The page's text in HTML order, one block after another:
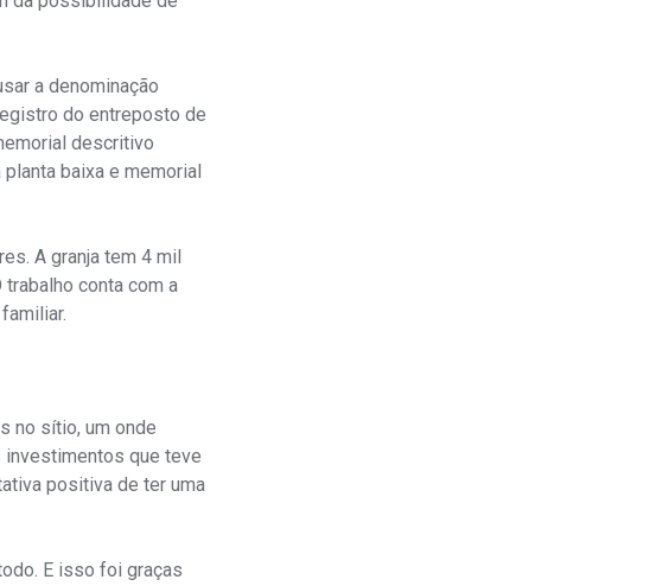
a denominação
do entreposto de
descritivo
baixa e memorial
A granja tem 4 mil
conta com a
no sítio, um onde
investimentos que teve
positiva de ter uma
E isso foi graças